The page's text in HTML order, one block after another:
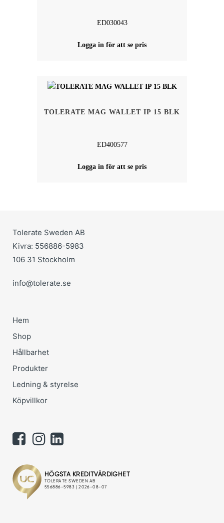
ED030043
Logga in för att se pris
TOLERATE MAG WALLET IP 15 BLK
ED400577
Logga in för att se pris
Tolerate Sweden AB
Kivra: 556886-5983
106 31 Stockholm
info@tolerate.se
Hem
Shop
Hållbarhet
Produkter
Ledning & styrelse
Köpvillkor